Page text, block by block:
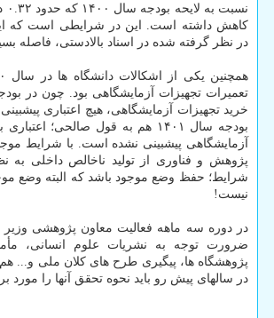
کاهش داشته است. این در شرایطی است که
در نظر گرفته شده در اسناد بالادستی، فاصله
خرید تجهیزات آزمایشگاهی، هیچ اعتباری
بودجه سال ۱۴۰۱ هم به قول صالحی؛
آزمایشگاهی پیشبینی نشده است. با شرایط
پژوهش و فناوری از تولید ناخالص داخلی به
شرایط؛ حفظ وضع موجود باشد که البته وضع
نیست!
در دوره سه ماهه فعالیت معاون پژوهشی وزیر
ضرورت توجه به نشریات علوم انسانی،
پژوهشگاه ها، پیگیری طرح های کلان ملی و...
در سالهای پیش رو باید نحوه تحقق آنها را مورد